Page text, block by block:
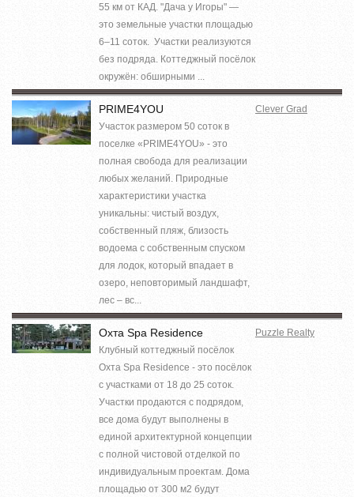
55 км от КАД. "Дача у Игоры" —
это земельные участки площадью
6–11 соток. Участки реализуются
без подряда. Коттеджный посёлок
окружён: обширными ...
PRIME4YOU
Участок размером 50 соток в
поселке «PRIME4YOU» - это
полная свобода для реализации
любых желаний. Природные
характеристики участка
уникальны: чистый воздух,
собственный пляж, близость
водоема с собственным спуском
для лодок, который впадает в
озеро, неповторимый ландшафт,
лес – вс...
Clever Grad
Охта Spa Residence
Клубный коттеджный посёлок
Охта Spa Residence - это посёлок
c участками от 18 до 25 соток.
Участки продаются с подрядом,
все дома будут выполнены в
единой архитектурной концепции
с полной чистовой отделкой по
индивидуальным проектам. Дома
площадью от 300 м2 будут
Puzzle Realty